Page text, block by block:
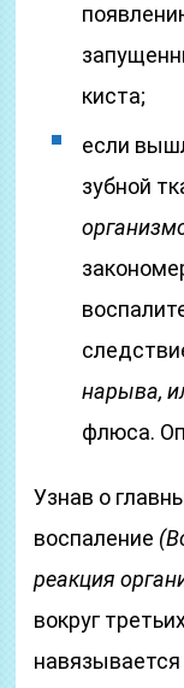
киста;
если
зубной
нарыва,
флюса.
Узнав о
воспаление
реакция
вокруг